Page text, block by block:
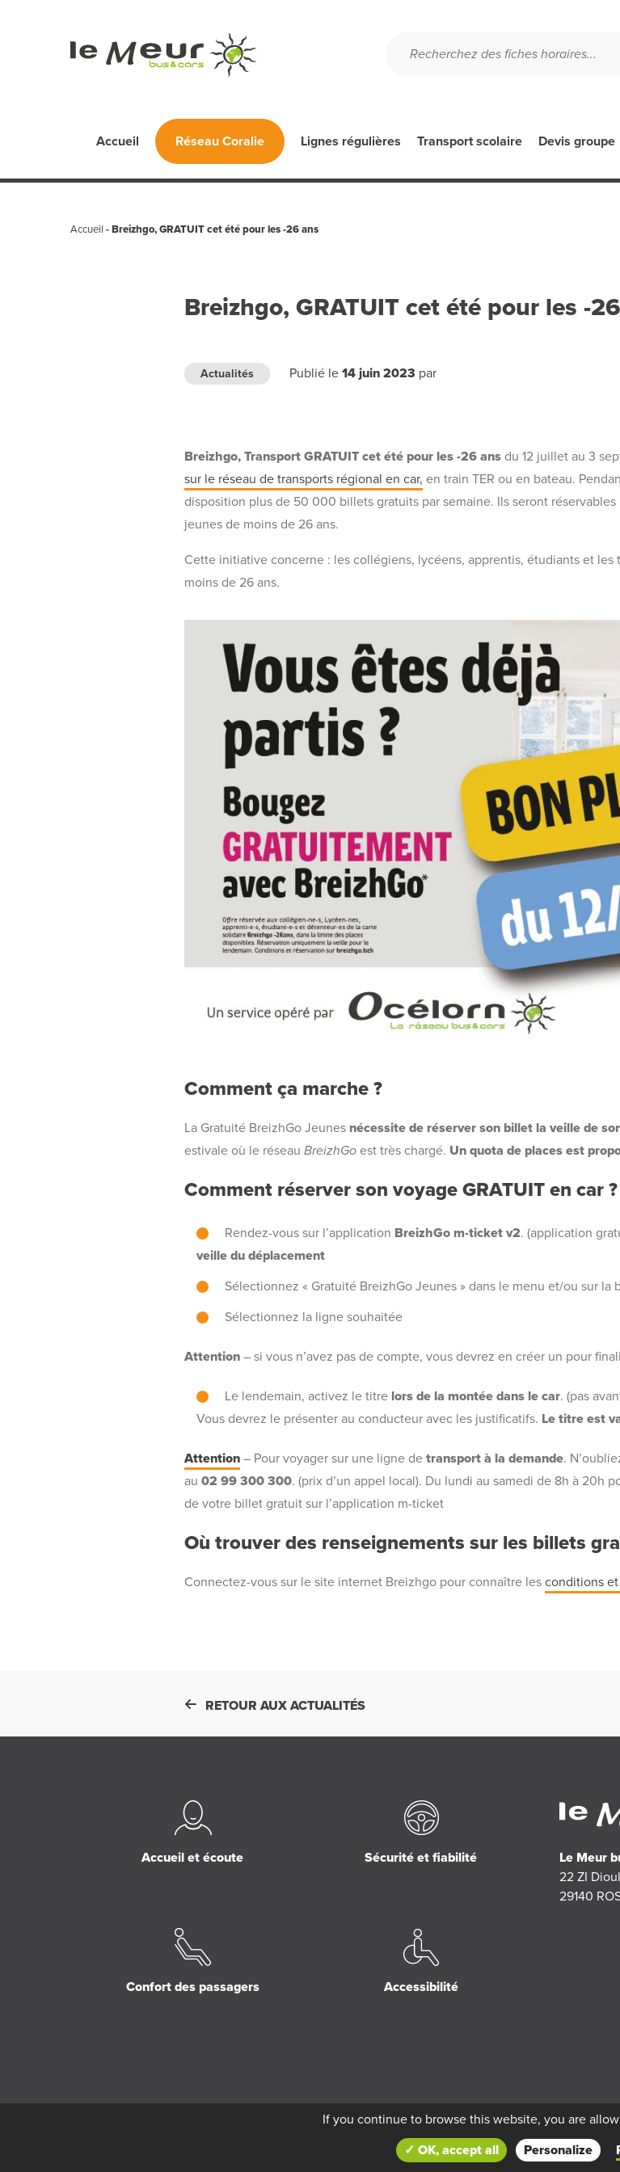
Accueil Réseau Coralie Lignes régulières Transport scolaire Devis groupe
Accueil -Breizhgo, GRATUIT cet été pour les -26 ans
Breizhgo, GRATUIT cet été pour les -
Actualités Publié le14 juin 2023 par
Breizhgo, Transport GRATUIT cet été pour les -26 ans du 12 juillet au 3
sur le réseau de transports régional en car, en train TER ou en bateau.
disposition plus de 50 000 billets gratuits par semaine. Ils seront
jeunes de moins de 26 ans.
Cette initiative concerne : les collégiens, lycéens, apprentis, étudiants et
moins de 26 ans.
Comment ça marche ?
La Gratuité BreizhGo Jeunes nécessite de réserver son billet la veille de
estivale où le réseauBreizhGo est très chargé. Un quota de places est
Comment réserver son voyage GRATUIT en car ?
Rendez-vous sur l’application BreizhGo m-ticket v2. (application
veille du déplacement
Sélectionnez « Gratuité BreizhGo Jeunes » dans le menu et/ou sur la
Sélectionnez la ligne souhaitée
Attention – si vous n’avez pas de compte, vous devrez en créer un pour
Le lendemain, activez le titre lors de la montée dans le car. (pas
Vous devrez le présenter au conducteur avec les justificatifs. Le titre est
Attention – Pour voyager sur une ligne detransport à la demande.
au02 99 300 300. (prix d’un appel local). Du lundi au samedi de 8h à 20h
de votre billet gratuit sur l’application m-ticket
Où trouver des renseignements sur les billets
Connectez-vous sur le site internet Breizhgo pour connaître lesconditions
RETOUR AUX ACTUALITÉS
Accueil et écoute Sécurité et fiabilité
Confort des passagers Accessibilité
Le Meur
22 ZI
29140
Copyright © 2026 Le Meur Bus & Cars byRéseau Océlorn Politique de
If you continue to browse this website, you are
✓ OK, accept all
Personalize